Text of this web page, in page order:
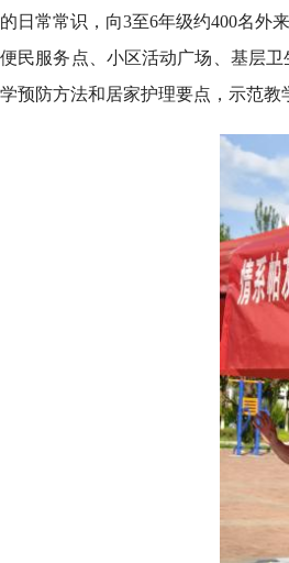
的日常常识，向3至6年级约400名外
便民服务点、小区活动广场、基层
学预防方法和居家护理要点，示范